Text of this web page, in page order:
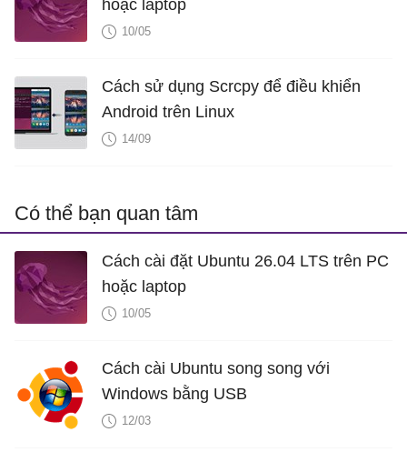
hoặc laptop
10/05
Cách sử dụng Scrcpy để điều khiển
Android trên Linux
14/09
Có thể bạn quan tâm
Cách cài đặt Ubuntu 26.04 LTS trên PC
hoặc laptop
10/05
Cách cài Ubuntu song song với
Windows bằng USB
12/03